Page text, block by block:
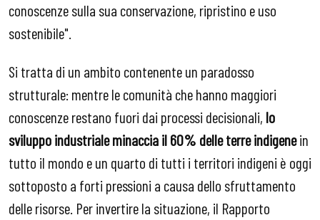
conoscenze sulla sua conservazione, ripristino e uso
sostenibile".
Si tratta di un ambito contenente un paradosso
strutturale: mentre le comunità che hanno maggiori
conoscenze restano fuori dai processi decisionali, lo
sviluppo industriale minaccia il 60% delle terre indigenein
tutto il mondo e un quarto di tutti i territori indigeni è oggi
sottoposto a forti pressioni a causa dello sfruttamento
delle risorse. Per invertire la situazione, il Rapporto